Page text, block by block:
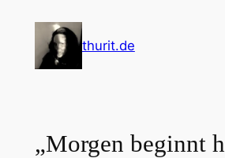
springen
thurit.de
„Morgen beginnt